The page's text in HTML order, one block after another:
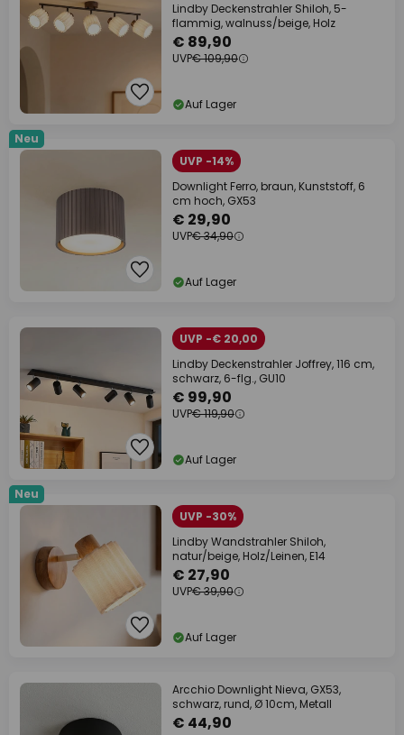
Lindby Deckenstrahler Shiloh, 5-
flammig, walnuss/beige, Holz
€ 89,90
UVP€ 109,90
Auf Lager
Neu
UVP -14%
Downlight Ferro, braun, Kunststoff, 6
cm hoch, GX53
€ 29,90
UVP€ 34,90
Auf Lager
UVP -€ 20,00
Lindby Deckenstrahler Joffrey, 116 cm,
schwarz, 6-flg., GU10
€ 99,90
UVP€ 119,90
Auf Lager
Neu
UVP -30%
Lindby Wandstrahler Shiloh,
natur/beige, Holz/Leinen, E14
€ 27,90
UVP€ 39,90
Auf Lager
Arcchio Downlight Nieva, GX53,
schwarz, rund, Ø 10cm, Metall
€ 44,90